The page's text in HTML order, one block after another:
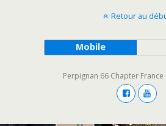
Retour au
Mobile
Perpignan 66 Chapter